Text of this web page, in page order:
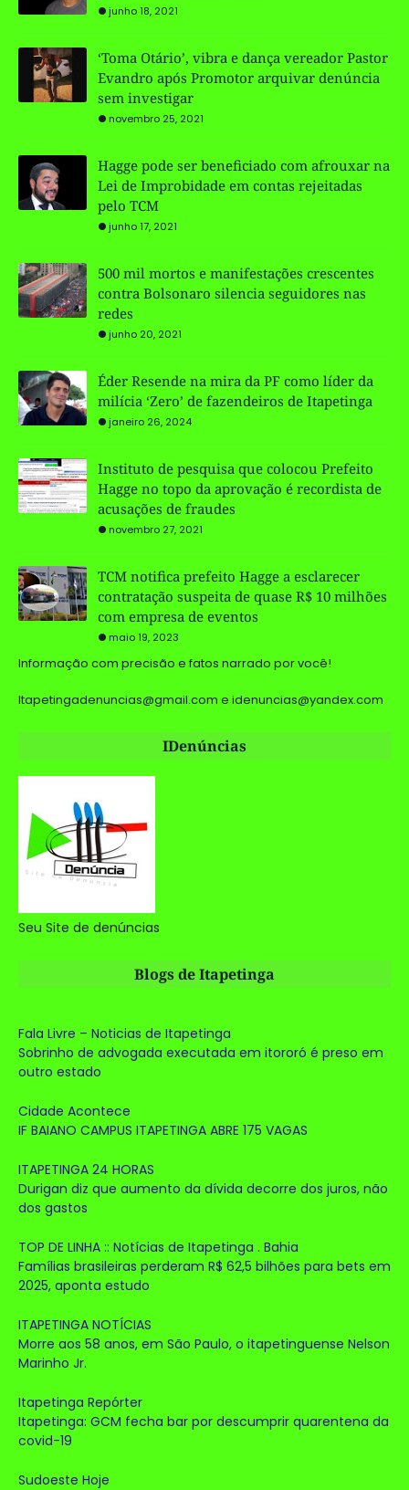
junho 18, 2021
‘Toma Otário’, vibra e dança vereador Pastor
Evandro após Promotor arquivar denúncia
sem investigar
novembro 25, 2021
Hagge pode ser beneficiado com afrouxar na
Lei de Improbidade em contas rejeitadas
pelo TCM
junho 17, 2021
500 mil mortos e manifestações crescentes
contra Bolsonaro silencia seguidores nas
redes
junho 20, 2021
Éder Resende na mira da PF como líder da
milícia ‘Zero’ de fazendeiros de Itapetinga
janeiro 26, 2024
Instituto de pesquisa que colocou Prefeito
Hagge no topo da aprovação é recordista de
acusações de fraudes
novembro 27, 2021
TCM notifica prefeito Hagge a esclarecer
contratação suspeita de quase R$ 10 milhões
com empresa de eventos
maio 19, 2023
Informação com precisão e fatos narrado por você!
Itapetingadenuncias@gmail.com e idenuncias@yandex.com
IDenúncias
Seu Site de denúncias
Blogs de Itapetinga
Fala Livre – Noticias de Itapetinga
Sobrinho de advogada executada em itororó é preso em
outro estado
Cidade Acontece
IF BAIANO CAMPUS ITAPETINGA ABRE 175 VAGAS
ITAPETINGA 24 HORAS
Durigan diz que aumento da dívida decorre dos juros, não
dos gastos
TOP DE LINHA :: Notícias de Itapetinga . Bahia
Famílias brasileiras perderam R$ 62,5 bilhões para bets em
2025, aponta estudo
ITAPETINGA NOTÍCIAS
Morre aos 58 anos, em São Paulo, o itapetinguense Nelson
Marinho Jr.
Itapetinga Repórter
Itapetinga: GCM fecha bar por descumprir quarentena da
covid-19
Sudoeste Hoje